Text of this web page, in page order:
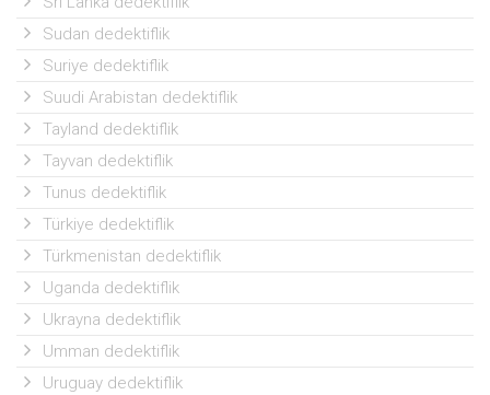
Sudan dedektiflik
Suriye dedektiflik
Suudi Arabistan dedektiflik
Tayland dedektiflik
Tayvan dedektiflik
Tunus dedektiflik
Türkiye dedektiflik
Türkmenistan dedektiflik
Uganda dedektiflik
Ukrayna dedektiflik
Umman dedektiflik
Uruguay dedektiflik